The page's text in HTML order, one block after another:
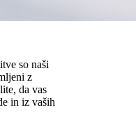
so naši
z
da vas
in iz vaših